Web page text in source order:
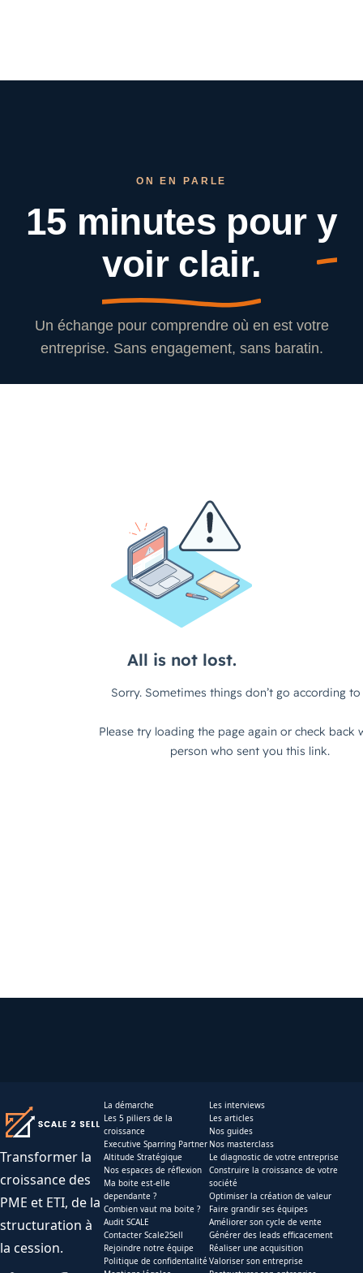
ON EN PARLE
15 minutes pour y
voir clair.
Un échange pour comprendre où en est votre
entreprise. Sans engagement, sans baratin.
Transformer la
croissance des
PME et ETI, de la
structuration à
la cession.
La démarche
Les 5 piliers de la
croissance
Executive Sparring Partner
Altitude Stratégique
Nos espaces de réflexion
Ma boite est-elle
dependante ?
Combien vaut ma boite ?
Audit SCALE
Contacter Scale2Sell
Rejoindre notre équipe
Politique de confidentalité
Les interviews
Les articles
Nos guides
Nos masterclass
Le diagnostic de votre entreprise
Construire la croissance de votre
société
Optimiser la création de valeur
Faire grandir ses équipes
Améliorer son cycle de vente
Générer des leads efficacement
Réaliser une acquisition
Valoriser son entreprise